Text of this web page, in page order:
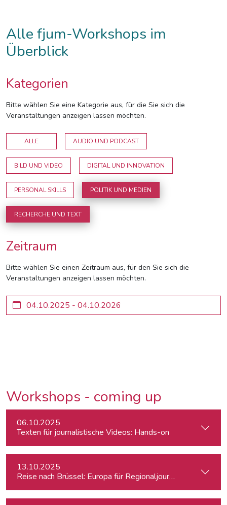
Alle fjum-Workshops im
Überblick
Kategorien
Bitte wählen Sie eine Kategorie aus, für die Sie sich die
Veranstaltungen anzeigen lassen möchten.
ALLE AUDIO UND PODCAST
BILD UND VIDEO DIGITAL UND INNOVATION
PERSONAL SKILLS POLITIK UND MEDIEN
RECHERCHE UND TEXT
Zeitraum
Bitte wählen Sie einen Zeitraum aus, für den Sie sich die
Veranstaltungen anzeigen lassen möchten.
Workshops - coming up
06.10.2025
Texten für journalistische Videos: Hands-on
13.10.2025
Reise nach Brüssel: Europa für Regionaljournalist:innen